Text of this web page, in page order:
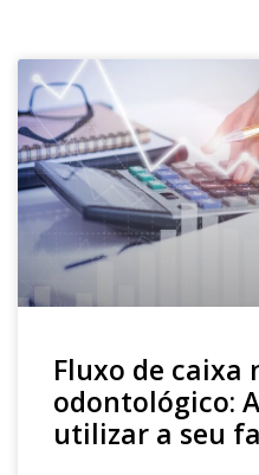
Fluxo de
odontológico:
utilizar a seu